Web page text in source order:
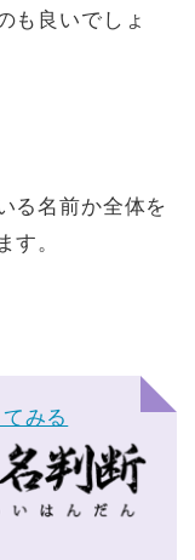
も良いでしょ
る名前か全体を
す。
みる